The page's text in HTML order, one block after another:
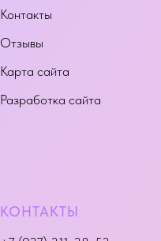
Контакты
Отзывы
Карта сайта
Разработка сайта
КОНТАКТЫ